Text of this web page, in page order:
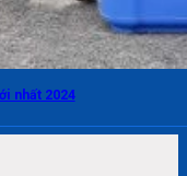
nhất 2024